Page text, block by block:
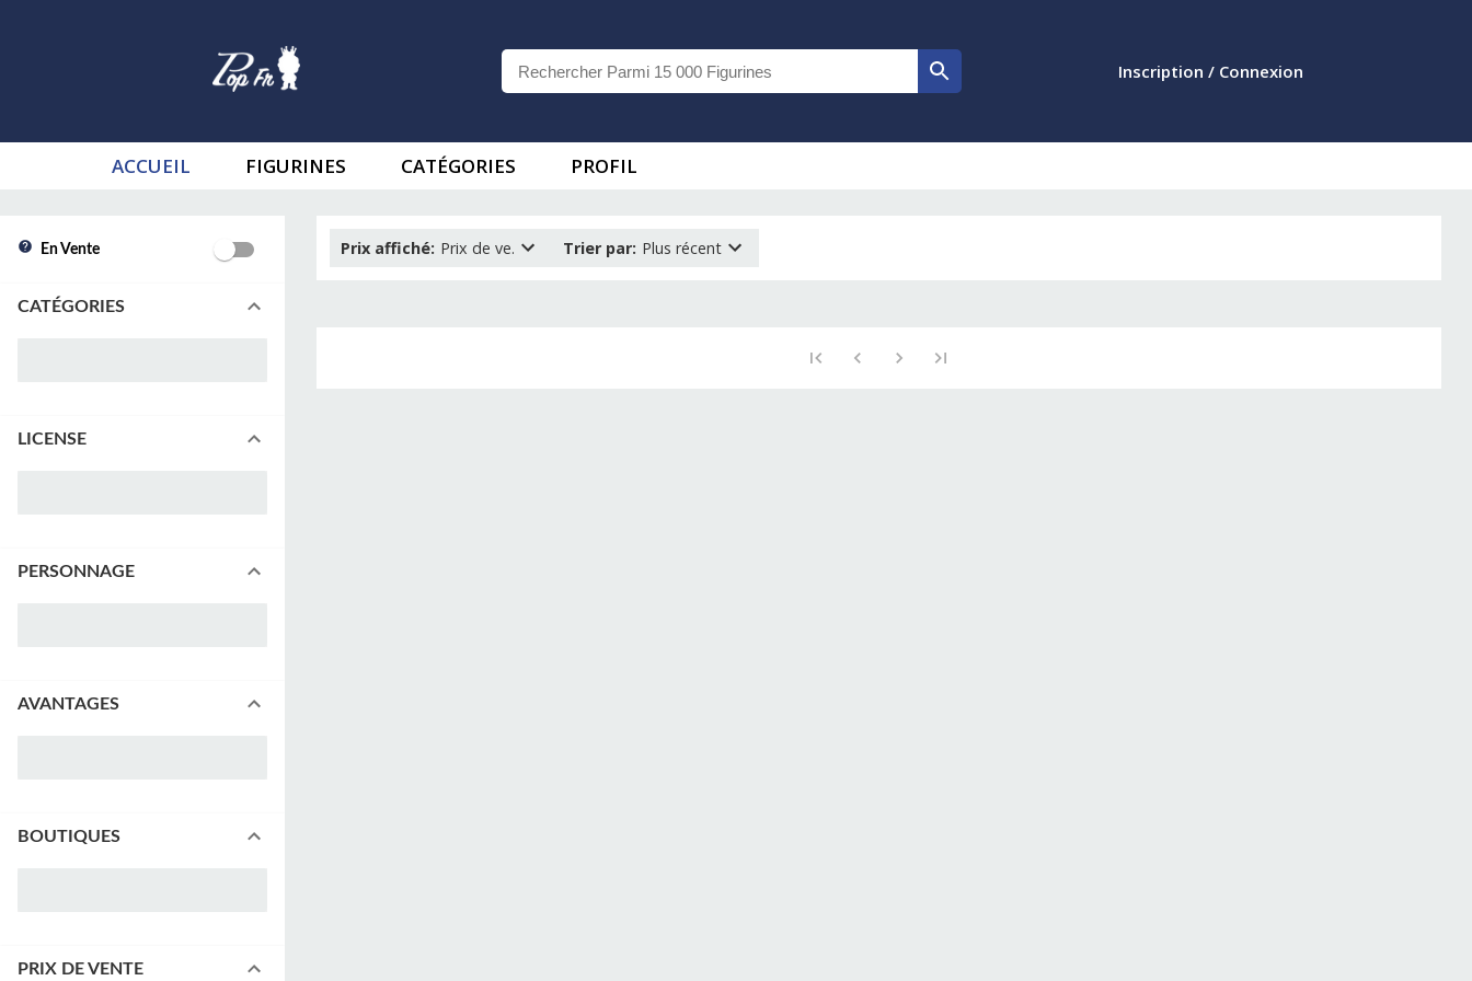
Inscription / Connexion
ACCUEIL FIGURINES CATÉGORIES PROFIL
En Vente
CATÉGORIES
LICENSE
PERSONNAGE
AVANTAGES
BOUTIQUES
PRIX DE VENTE
Prix affiché: Prix de ve. Trier par: Plus récent